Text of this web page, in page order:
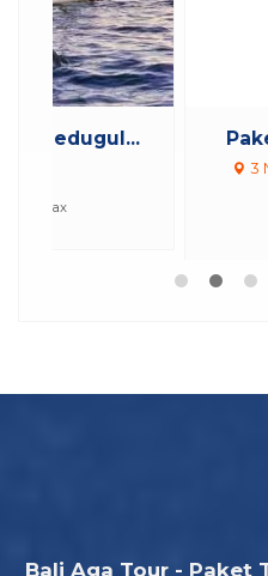
Paket Tour 3
3 Negara
7
Rp
Bali Aga Tour - Paket